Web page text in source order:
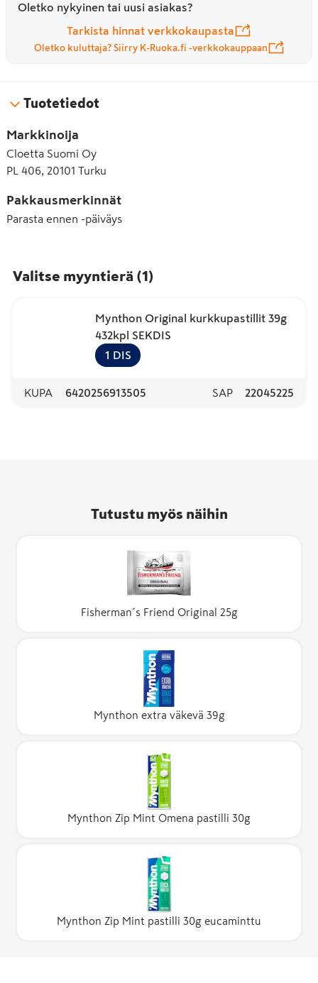
Oletko nykyinen tai uusi asiakas?
Tarkista hinnat verkkokaupasta
Oletko kuluttaja? Siirry K-Ruoka.fi -verkkokauppaan
Tuotetiedot
Markkinoija
Cloetta Suomi Oy
PL 406, 20101 Turku
Pakkausmerkinnät
Parasta ennen -päiväys
Valitse myyntierä (1)
Mynthon Original kurkkupastillit 39g
432kpl SEKDIS
1 DIS
KUPA 6420256913505 SAP 22045225
Tutustu myös näihin
Fisherman´s Friend Original 25g
Mynthon extra väkevä 39g
Mynthon Zip Mint Omena pastilli 30g
Mynthon Zip Mint pastilli 30g eucaminttu